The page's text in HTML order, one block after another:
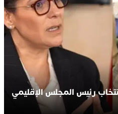
رئيس المجلس الإقليمي